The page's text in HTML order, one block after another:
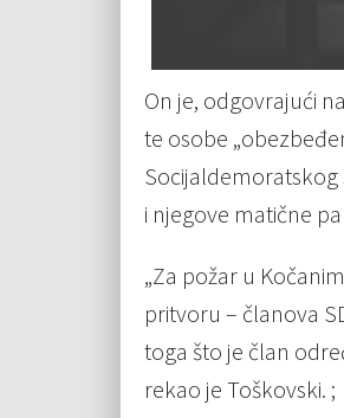
On je, odgovrajući
te osobe
Socijaldemoratskog
i njegove matične
„Za požar u
pritvoru – članova
toga što je član
rekao je Toškovski. ;